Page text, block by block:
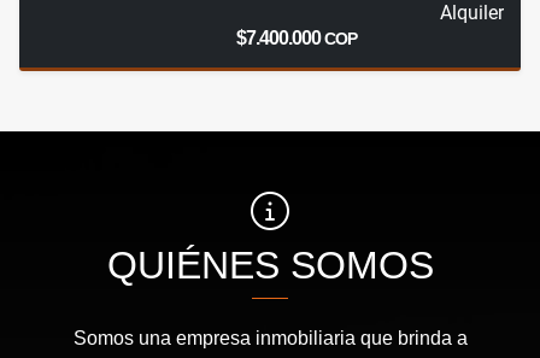
Alquiler
$7.400.000COP
QUIÉNES SOMOS
Somos una empresa inmobiliaria que brinda a